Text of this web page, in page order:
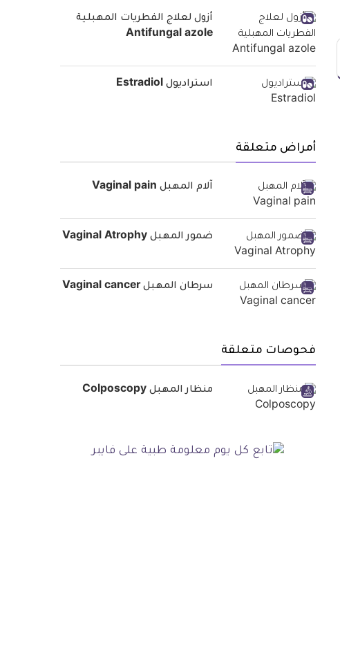
أزول لعلاج الفطريات المهبلية
Antifungal azole
استراديول Estradiol
أمراض متعلقة
آلام المهبل Vaginal pain
ضمور المهبل Vaginal Atrophy
سرطان المهبل Vaginal cancer
فحوصات متعلقة
منظار المهبل Colposcopy